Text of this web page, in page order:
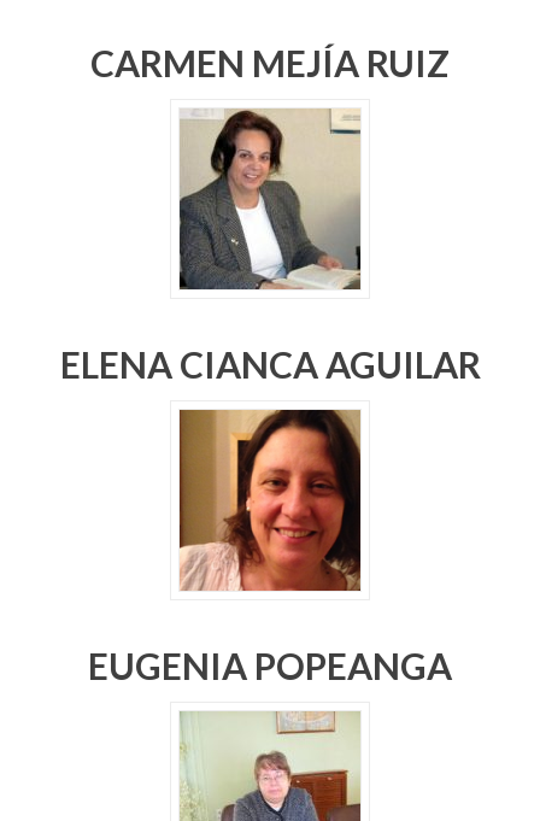
CARMEN MEJÍA RUIZ
ELENA CIANCA AGUILAR
EUGENIA POPEANGA